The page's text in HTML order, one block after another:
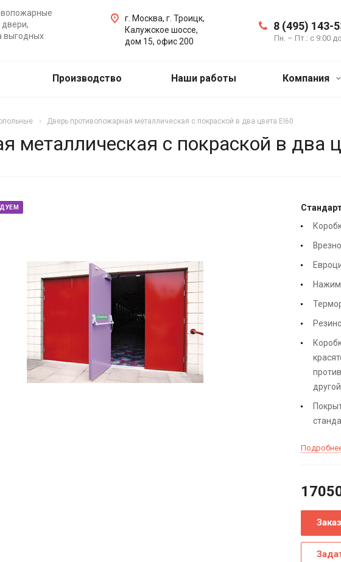
выгодных
8 (495) 143-
Пн. – Пт.: с 9:00
г. Москва, г. Троицк,
Калужское шоссе,
дом 15, офис 200
Производство Наши работы Компания
Дверь противопожарная металлическая с покраской в два цвета EI60
металлическая с покраской в два
другой.